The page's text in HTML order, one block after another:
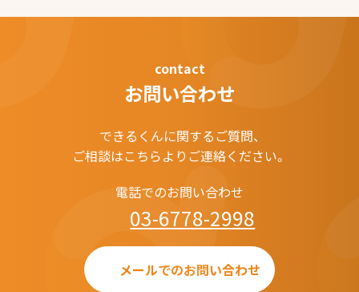
contact
お問い合わせ
できるくんに関するご質問、
ご相談はこちらよりご連絡ください。
電話でのお問い合わせ
03-6778-2998
メールでのお問い合わせ